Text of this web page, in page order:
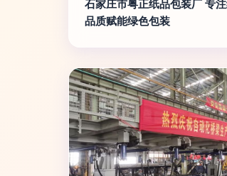
石家庄市粤正纸品包装厂 专
品质赋能绿色包装